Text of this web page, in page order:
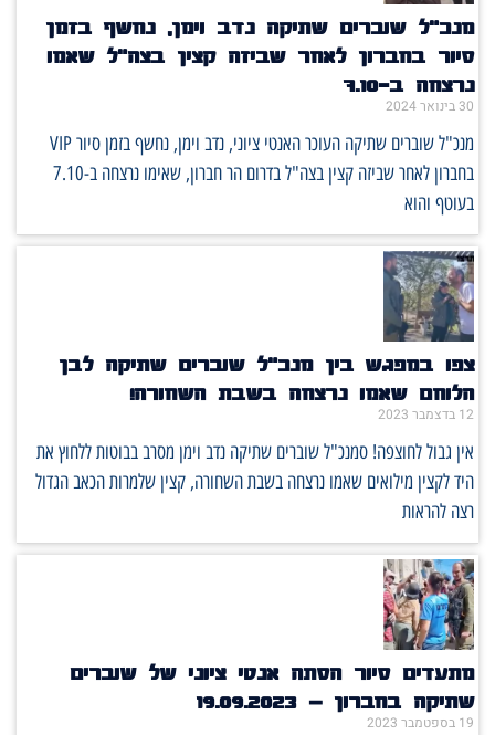
מנכ"ל שוברים שתיקה נדב וימן, נחשף בזמן
סיור בחברון לאחר שביזה קצין בצה"ל שאמו
נרצחה ב-7.10
30 בינואר 2024
מנכ"ל שוברים שתיקה העוכר האנטי ציוני, נדב וימן, נחשף בזמן סיור VIP
בחברון לאחר שביזה קצין בצה"ל בדרום הר חברון, שאימו נרצחה ב-7.10
בעוטף והוא
צפו במפגש בין מנכ״ל שוברים שתיקה לבן
הלוחם שאמו נרצחה בשבת השחורה!
12 בדצמבר 2023
אין גבול לחוצפה! סמנכ"ל שוברים שתיקה נדב וימן מסרב בבוטות ללחוץ את
היד לקצין מילואים שאמו נרצחה בשבת השחורה, קצין שלמרות הכאב הגדול
רצה להראות
מתעדים סיור הסתה אנטי ציוני של שוברים
שתיקה בחברון – 19.09.2023
19 בספטמבר 2023